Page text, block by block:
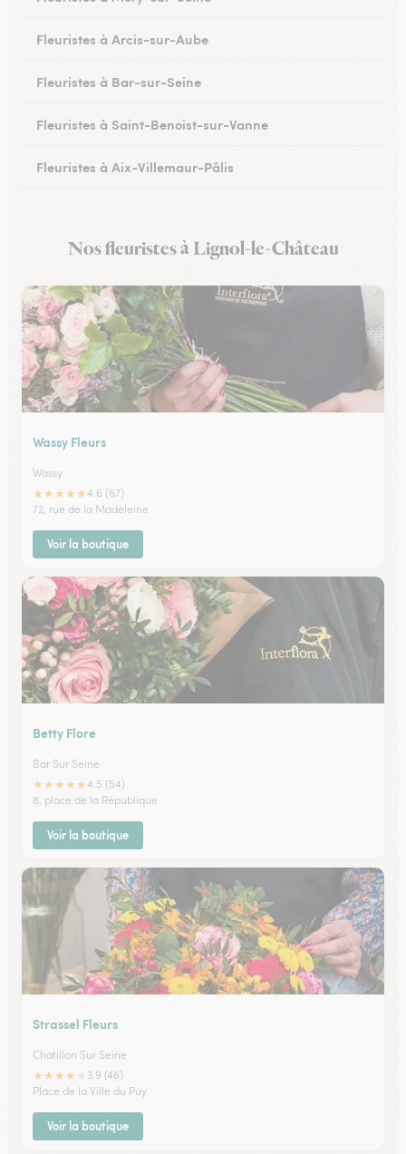
Fleuristes à Arcis-sur-Aube
Fleuristes à Bar-sur-Seine
Fleuristes à Saint-Benoist-sur-Vanne
Fleuristes à Aix-Villemaur-Pâlis
Nos fleuristes à Lignol-le-Château
Wassy Fleurs
Wassy
★★★★★4.6 (67)
72, rue de la Madeleine
Voir la boutique
Betty Flore
Bar Sur Seine
★★★★★4.5 (54)
8, place de la République
Voir la boutique
Strassel Fleurs
Chatillon Sur Seine
★★★★
3.9 (46)
Place de la Ville du Puy
Voir la boutique